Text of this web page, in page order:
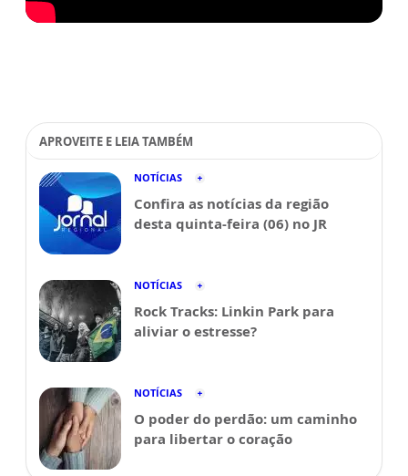
APROVEITE E LEIA TAMBÉM
NOTÍCIAS
Confira as notícias da região
desta quinta-feira (06) no JR
NOTÍCIAS
Rock Tracks: Linkin Park para
aliviar o estresse?
NOTÍCIAS
O poder do perdão: um caminho
para libertar o coração